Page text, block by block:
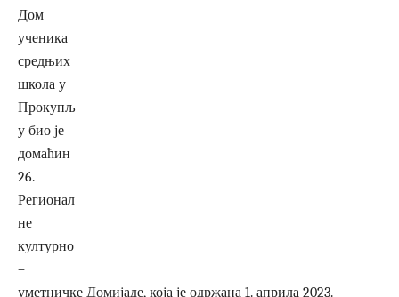
Дом
ученика
средњих
школа у
Прокупљ
у био је
домаћин
26.
Регионал
не
културно
–
уметничке Домијаде, која је одржана 1. априла 2023.